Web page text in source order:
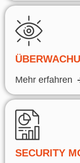
Mehr erfahren
SECURITY